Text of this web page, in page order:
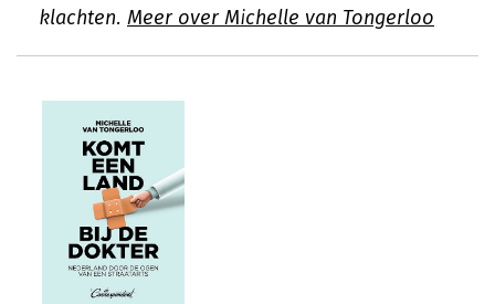
klachten. Meer over Michelle van Tongerloo